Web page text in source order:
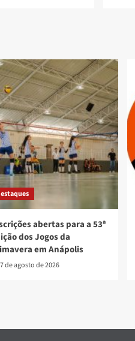
abertas para a 53ª
dos Jogos da
em Anápolis
7 de agosto de 2026